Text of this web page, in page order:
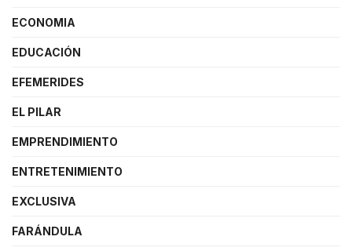
ECONOMIA
EDUCACIÓN
EFEMERIDES
EL PILAR
EMPRENDIMIENTO
ENTRETENIMIENTO
EXCLUSIVA
FARÁNDULA